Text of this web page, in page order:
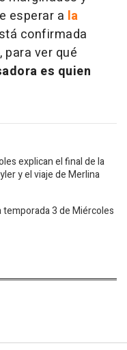
esperar a la
confirmada
ver qué
es quien
explican el final de la
y el viaje de Merlina
temporada 3 de Miércoles